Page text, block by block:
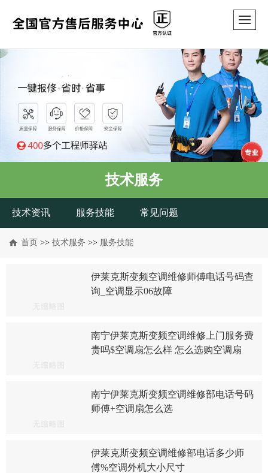
技术服务
技术资讯 服务技能 常见问题
首页 >> 技术服务 >> 服务技能
伊莱克斯变频空调维修师傅电话号码查
询_空调显示06故障
南宁伊莱克斯变频空调维修上门服务费
贵吗$空调扇怎么样 怎么选购空调扇
南宁伊莱克斯变频空调维修部电话号码
师傅+空调扇怎么选
伊莱克斯变频空调维修部电话多少师
傅%空调外机大小尺寸